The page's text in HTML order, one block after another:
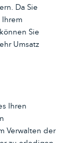
Da Sie
Sie
Umsatz
Ihren
Verwalten der